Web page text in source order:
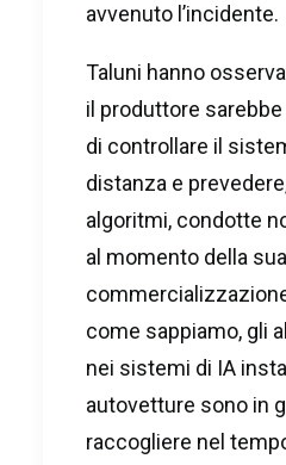
avvenuto l’incidente.
Taluni hanno
il produttore
di controllare il
distanza e
algoritmi, condotte
al momento della sua
come sappiamo, gli
nei sistemi di IA
autovetture sono in
raccogliere nel